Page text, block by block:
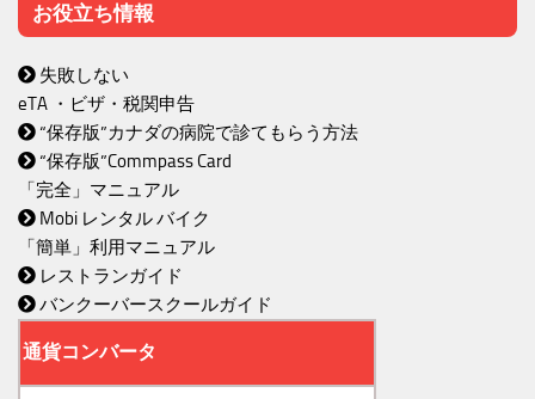
お役立ち情報
失敗しない
eTA ・ビザ・税関申告
“保存版”カナダの病院で診てもらう方法
“保存版”Commpass Card
「完全」マニュアル
Mobi レンタル バイク
「簡単」利用マニュアル
レストランガイド
バンクーバースクールガイド